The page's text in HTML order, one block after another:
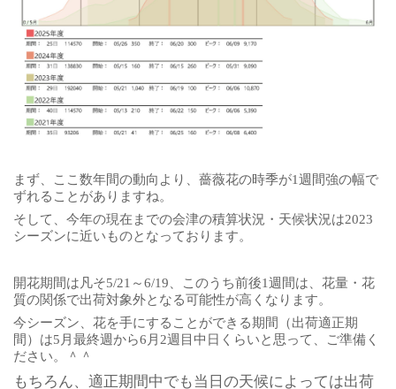
まず、ここ数年間の動向より、薔薇花の時季が1週間強の幅で
ずれることがありますね。
そして、今年の現在までの会津の積算状況・天候状況は2023
シーズンに近いものとなっております。
開花期間は凡そ5/21～6/19、このうち前後1週間は、花量・花
質の関係で出荷対象外となる可能性が高くなります。
今シーズン、花を手にすることができる期間（出荷適正期
間）は5月最終週から6月2週目中日くらいと思って、ご準備く
ださい。＾＾
もちろん、適正期間中でも当日の天候によっては出荷